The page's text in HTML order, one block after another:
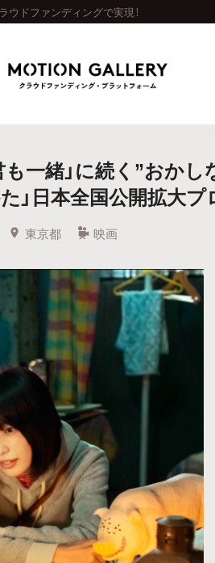
ウドファンディングで実現！
新着プロジェクト 終了間近のプ
Feature
キュレーターから探す 特集から探
Legendary
クト 調達額が大きいプロジェクト
一緒」に続く”おかし
」日本全国公開拡大プ
東京都 映画